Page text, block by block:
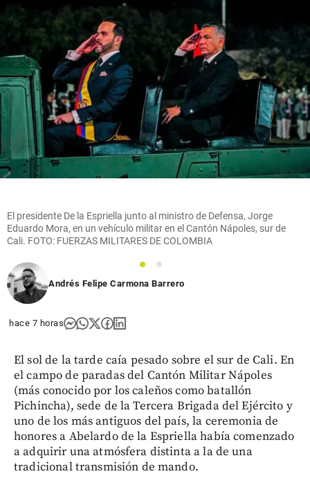
El presidente De la Espriella junto al ministro de Defensa, Jorge
Eduardo Mora, en un vehículo militar en el Cantón Nápoles, sur de
Cali. FOTO: FUERZAS MILITARES DE COLOMBIA
1
2
Andrés Felipe Carmona Barrero
hace 7 horas
El sol de la tarde caía pesado sobre el sur de Cali. En
el campo de paradas del Cantón Militar Nápoles
(más conocido por los caleños como batallón
Pichincha), sede de la Tercera Brigada del Ejército y
uno de los más antiguos del país, la ceremonia de
honores a Abelardo de la Espriella había comenzado
a adquirir una atmósfera distinta a la de una
tradicional transmisión de mando.